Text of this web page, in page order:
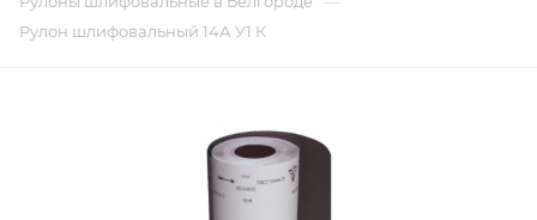
Рулон шлифовальный 14А У1 К